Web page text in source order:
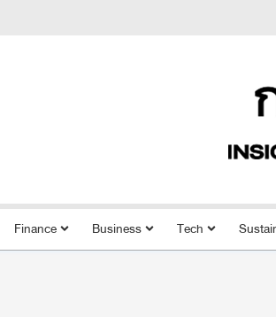
Finance Business Tech